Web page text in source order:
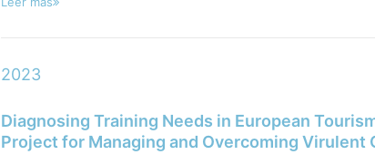
2023
Diagnosing Training Needs in European
Project for Managing and Overcoming Virulent